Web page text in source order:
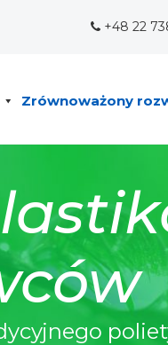
+48 22
Zrównoważony